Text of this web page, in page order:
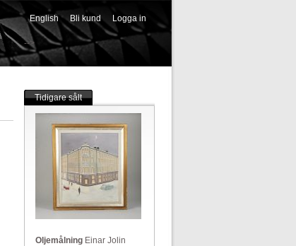
English Bli kund Logga in
-->
Tidigare sålt
OljemålningEinar Jolin